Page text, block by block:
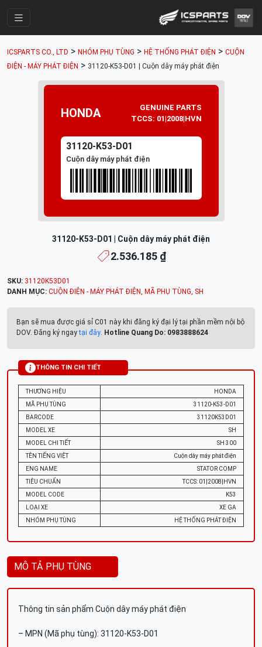
Cửa Hàng
Parts Catalogue
Mã Phụ Tùng
Tài khoản
ICSPARTS CO., LTD > NHÓM PHỤ TÙNG > HỆ THỐNG PHÁT ĐIỆN > CUỘN
ĐIỆN - MÁY PHÁT ĐIỆN > 31120-K53-D01 | Cuộn dây máy phát điện
HONDA
GENUINE PARTS
TCCS: 01|2008|HVN
31120-K53-D01
Cuộn dây máy phát điện
31120-K53-D01 | Cuộn dây máy phát điện
2.536.185 ₫
SKU: 31120K53D01
DANH MỤC: CUỘN ĐIỆN - MÁY PHÁT ĐIỆN, MÃ PHỤ TÙNG, SH
Bạn sẽ mua được giá sỉ C01 này khi đăng ký đại lý tại phần mềm nội bộ
DOV. Đăng ký ngaytại đây. Hotline Quang Do: 0983888624
THÔNG TIN CHI TIẾT
THƯƠNG HIỆU
HONDA
MÃ PHỤ TÙNG
31120-K53-D01
BARCODE
31120K53D01
MODEL XE
SH
MODEL CHI TIẾT
SH 300
TÊN TIẾNG VIỆT
Cuộn dây máy phát điện
ENG NAME
STATOR COMP
TIÊU CHUẨN
TCCS: 01|2008|HVN
MODEL CODE
K53
LOẠI XE
XE GA
NHÓM PHỤ TÙNG
HỆ THỐNG PHÁT ĐIỆN
MÔ TẢ PHỤ TÙNG
Thông tin sản phẩm Cuộn dây máy phát điện
– MPN (Mã phụ tùng): 31120-K53-D01